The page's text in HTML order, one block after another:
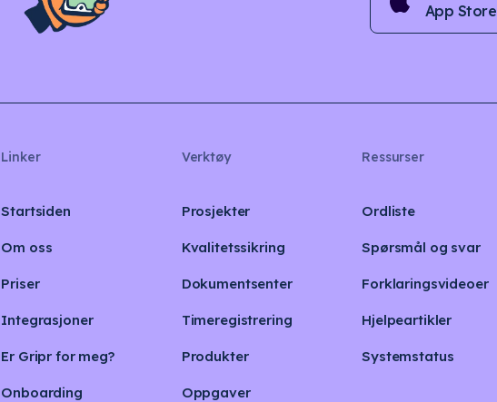
App Store
Linker
Startsiden
Om oss
Priser
Integrasjoner
Er Gripr for meg?
Onboarding
Verktøy
Prosjekter
Kvalitetssikring
Dokumentsenter
Timeregistrering
Produkter
Oppgaver
Ressurser
Ordliste
Spørsmål og svar
Forklaringsvideoer
Hjelpeartikler
Systemstatus